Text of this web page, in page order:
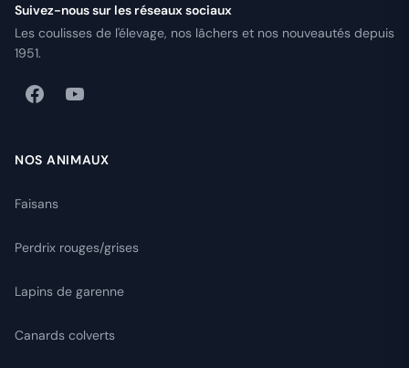
Suivez-nous sur les réseaux sociaux
Les coulisses de l'élevage, nos lâchers et nos nouveautés depuis
1951.
NOS ANIMAUX
Faisans
Perdrix rouges/grises
Lapins de garenne
Canards colverts